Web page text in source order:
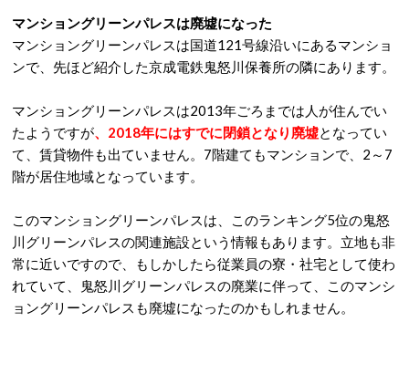
マンショングリーンパレスは廃墟になった
マンショングリーンパレスは国道121号線沿いにあるマンショ
ンで、先ほど紹介した京成電鉄鬼怒川保養所の隣にあります。
マンショングリーンパレスは2013年ごろまでは人が住んでい
たようですが、2018年にはすでに閉鎖となり廃墟となってい
て、賃貸物件も出ていません。7階建てもマンションで、2～7
階が居住地域となっています。
このマンショングリーンパレスは、このランキング5位の鬼怒
川グリーンパレスの関連施設という情報もあります。立地も非
常に近いですので、もしかしたら従業員の寮・社宅として使わ
れていて、鬼怒川グリーンパレスの廃業に伴って、このマンシ
ョングリーンパレスも廃墟になったのかもしれません。